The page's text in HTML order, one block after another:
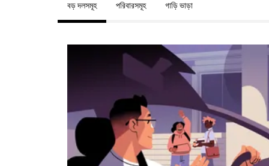
বড় দলসমূহ পরিবারসমূহ গাড়ি ভাড়া